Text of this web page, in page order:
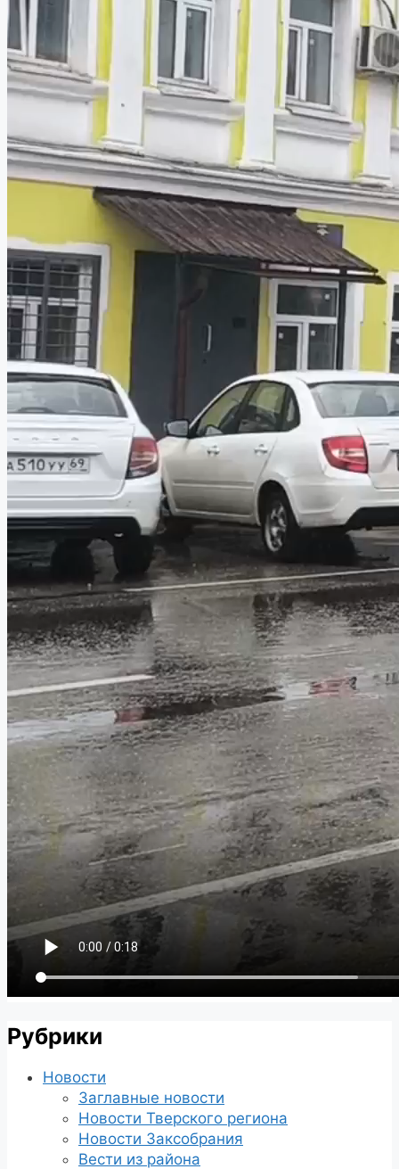
Рубрики
Новости
Заглавные новости
Новости Тверского региона
Новости Заксобрания
Вести из района